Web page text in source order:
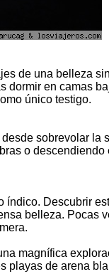
de una belleza
dormir en camas
único testigo.
sobrevolar la
o
índico. Descubrir
belleza. Pocas
magnífica
playas de arena